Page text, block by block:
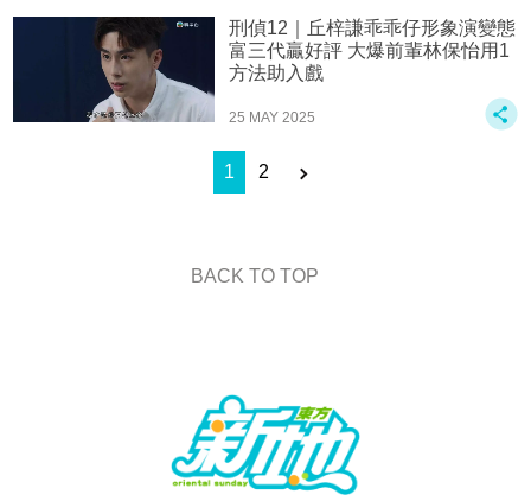
刑偵12｜丘梓謙乖乖仔形象演變態
富三代贏好評 大爆前輩林保怡用1
方法助入戲
25 MAY 2025
1 2
BACK TO TOP